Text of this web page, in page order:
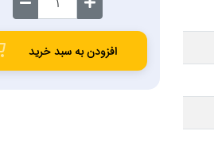
افزودن به سبد خرید